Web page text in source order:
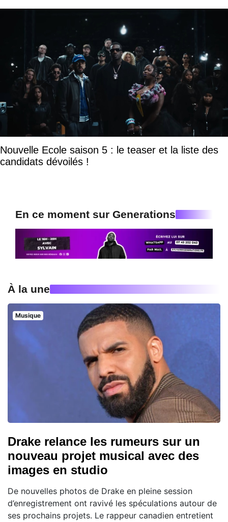
Nouvelle Ecole saison 5 : le teaser et la liste des
candidats dévoilés !
En ce moment sur Generations
À la une
Musique
Drake relance les rumeurs sur un
nouveau projet musical avec des
images en studio
De nouvelles photos de Drake en pleine session
d’enregistrement ont ravivé les spéculations autour de
ses prochains projets. Le rappeur canadien entretient